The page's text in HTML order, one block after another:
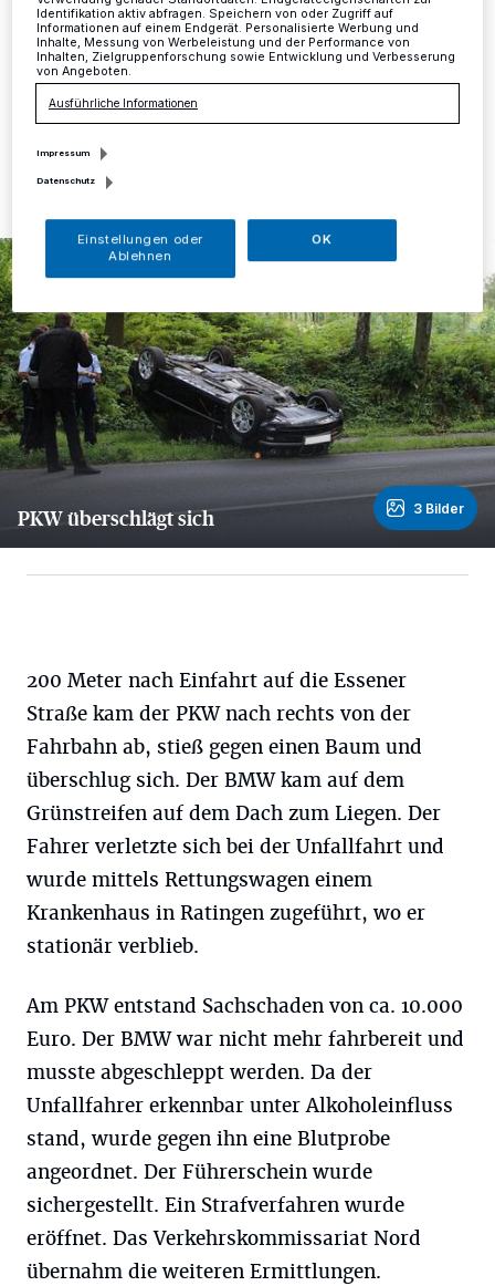
16 Uhr mit seinem BMW die Essener Straße aus
Richtung Am Sondert kommend in Richtung Essen.
PKW überschlägt sich 3 Bilder
200 Meter nach Einfahrt auf die Essener
Straße kam der PKW nach rechts von der
Fahrbahn ab, stieß gegen einen Baum und
überschlug sich. Der BMW kam auf dem
Grünstreifen auf dem Dach zum Liegen. Der
Fahrer verletzte sich bei der Unfallfahrt und
wurde mittels Rettungswagen einem
Krankenhaus in Ratingen zugeführt, wo er
stationär verblieb.
Am PKW entstand Sachschaden von ca. 10.000
Euro. Der BMW war nicht mehr fahrbereit und
musste abgeschleppt werden. Da der
Unfallfahrer erkennbar unter Alkoholeinfluss
stand, wurde gegen ihn eine Blutprobe
angeordnet. Der Führerschein wurde
sichergestellt. Ein Strafverfahren wurde
eröffnet. Das Verkehrskommissariat Nord
übernahm die weiteren Ermittlungen.
Identifikation aktiv abfragen. Speichern von oder Zugriff auf
Informationen auf einem Endgerät. Personalisierte Werbung und
Inhalte, Messung von Werbeleistung und der Performance von
Inhalten, Zielgruppenforschung sowie Entwicklung und Verbesserung
von Angeboten.
Ausführliche Informationen
Impressum
Datenschutz
Einstellungen oder
Ablehnen
OK